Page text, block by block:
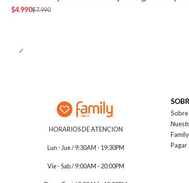
$4.990$7.990
HORARIOS DE ATENCION
Lun - Jue / 9:30AM - 19:30PM
Vie - Sab / 9:00AM - 20:00PM
Pagar